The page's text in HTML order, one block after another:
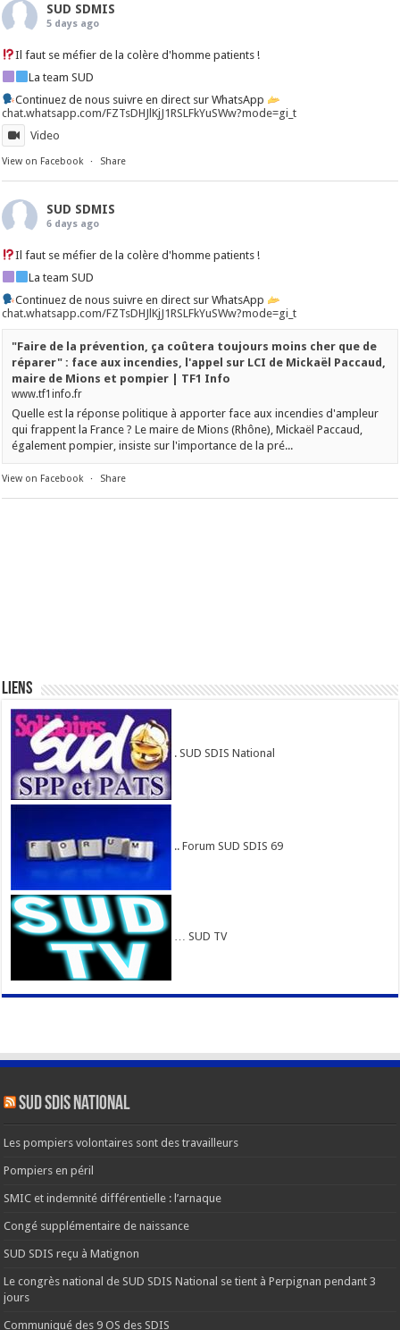
SUD SDMIS
5 days ago
Il faut se méfier de la colère d'homme patients !
La team SUD
Continuez de nous suivre en direct sur WhatsApp
chat.whatsapp.com/FZTsDHJlKjJ1RSLFkYuSWw?mode=gi_t
Video
View on Facebook · Share
SUD SDMIS
6 days ago
Il faut se méfier de la colère d'homme patients !
La team SUD
Continuez de nous suivre en direct sur WhatsApp
chat.whatsapp.com/FZTsDHJlKjJ1RSLFkYuSWw?mode=gi_t
"Faire de la prévention, ça coûtera toujours moins cher que de
réparer" : face aux incendies, l'appel sur LCI de Mickaël Paccaud,
maire de Mions et pompier | TF1 Info
www.tf1info.fr
Quelle est la réponse politique à apporter face aux incendies d'ampleur
qui frappent la France ? Le maire de Mions (Rhône), Mickaël Paccaud,
également pompier, insiste sur l'importance de la pré...
View on Facebook · Share
Liens
. SUD SDIS National
.. Forum SUD SDIS 69
… SUD TV
SUD SDIS national
Les pompiers volontaires sont des travailleurs
Pompiers en péril
SMIC et indemnité différentielle : l’arnaque
Congé supplémentaire de naissance
SUD SDIS reçu à Matignon
Le congrès national de SUD SDIS National se tient à Perpignan pendant 3
jours
Communiqué des 9 OS des SDIS